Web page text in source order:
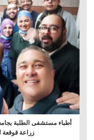
أطباء مستشفى الطلبة
زراعة قوقعة